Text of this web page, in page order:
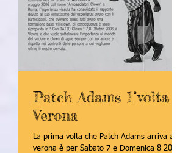
Patch Adams 1°volta a
Verona
La prima volta che Patch Adams arriva a
verona è per Sabato 7 e Domenica 8 2006